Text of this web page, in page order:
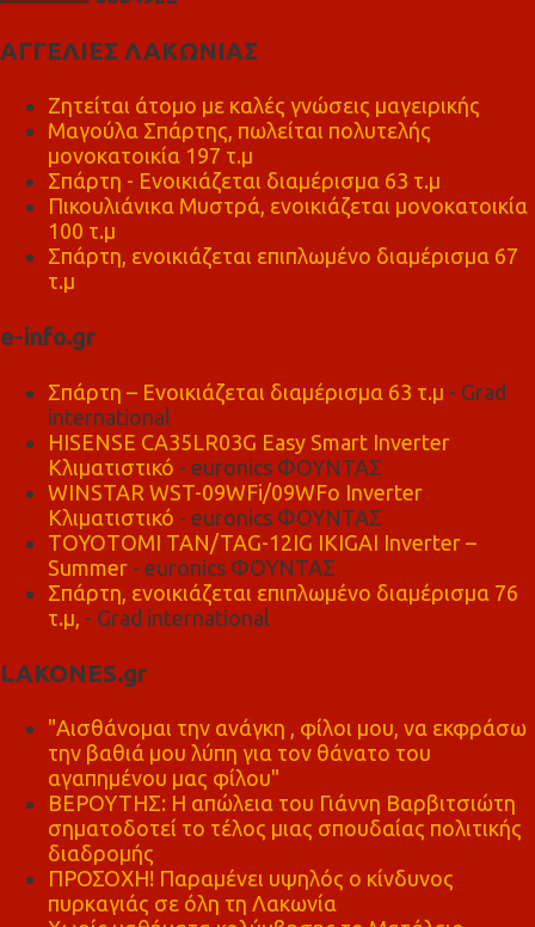
ΑΓΓΕΛΙΕΣ ΛΑΚΩΝΙΑΣ
Ζητείται άτομο με καλές γνώσεις μαγειρικής
Μαγούλα Σπάρτης, πωλείται πολυτελής
μονοκατοικία 197 τ.μ
Σπάρτη - Ενοικιάζεται διαμέρισμα 63 τ.μ
Πικουλιάνικα Μυστρά, ενοικιάζεται μονοκατοικία
100 τ.μ
Σπάρτη, ενοικιάζεται επιπλωμένο διαμέρισμα 67
τ.μ
e-info.gr
Σπάρτη – Ενοικιάζεται διαμέρισμα 63 τ.μ - Grad
international
HISENSE CA35LR03G Easy Smart Inverter
Κλιματιστικό - euronics ΦΟΥΝΤΑΣ
WINSTAR WST-09WFi/09WFo Inverter
Κλιματιστικό - euronics ΦΟΥΝΤΑΣ
TOYOTOMI TAN/TAG-12IG IKIGAI Inverter –
Summer - euronics ΦΟΥΝΤΑΣ
Σπάρτη, ενοικιάζεται επιπλωμένο διαμέρισμα 76
τ.μ, - Grad international
LAKONES.gr
"Αισθάνομαι την ανάγκη , φίλοι μου, να εκφράσω
την βαθιά μου λύπη για τον θάνατο του
αγαπημένου μας φίλου"
ΒΕΡΟΥΤΗΣ: Η απώλεια του Γιάννη Βαρβιτσιώτη
σηματοδοτεί το τέλος μιας σπουδαίας πολιτικής
διαδρομής
ΠΡΟΣΟΧΗ! Παραμένει υψηλός ο κίνδυνος
πυρκαγιάς σε όλη τη Λακωνία